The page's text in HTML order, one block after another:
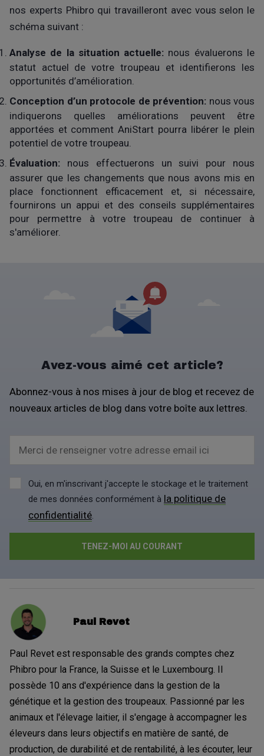
nos experts Phibro qui travailleront avec vous selon le
schéma suivant :
Analyse de la situation actuelle: nous évaluerons le
statut actuel de votre troupeau et identifierons les
opportunités d’amélioration.
Conception d’un protocole de prévention: nous vous
indiquerons quelles améliorations peuvent être
apportées et comment AniStart pourra libérer le plein
potentiel de votre troupeau.
Évaluation: nous effectuerons un suivi pour nous
assurer que les changements que nous avons mis en
place fonctionnent efficacement et, si nécessaire,
fournirons un appui et des conseils supplémentaires
pour permettre à votre troupeau de continuer à
s'améliorer.
Avez-vous aimé cet article?
Abonnez-vous à nos mises à jour de blog et recevez de
nouveaux articles de blog dans votre boîte aux lettres.
Merci de renseigner votre adresse email ici
Oui, en m'inscrivant j'accepte le stockage et le traitement
de mes données conformément à la politique de
confidentialité.
Paul Revet
Paul Revet est responsable des grands comptes chez
Phibro pour la France, la Suisse et le Luxembourg. Il
possède 10 ans d'expérience dans la gestion de la
génétique et la gestion des troupeaux. Passionné par les
animaux et l'élevage laitier, il s'engage à accompagner les
éleveurs dans leurs objectifs en matière de santé, de
production, de durabilité et de rentabilité, à les écouter, leur